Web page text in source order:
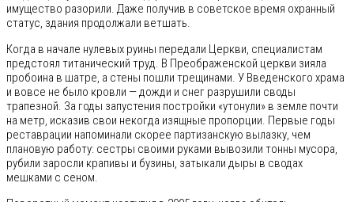
имущество разорили. Даже получив в советское время охранный
статус, здания продолжали ветшать.
Когда в начале нулевых руины передали Церкви, специалистам
предстоял титанический труд. В Преображенской церкви зияла
пробоина в шатре, а стены пошли трещинами. У Введенского храма
и вовсе не было кровли — дожди и снег разрушили своды
трапезной. За годы запустения постройки «утонули» в земле почти
на метр, исказив свои некогда изящные пропорции. Первые годы
реставрации напоминали скорее партизанскую вылазку, чем
плановую работу: сестры своими руками вывозили тонны мусора,
рубили заросли крапивы и бузины, затыкали дыры в сводах
мешками с сеном.